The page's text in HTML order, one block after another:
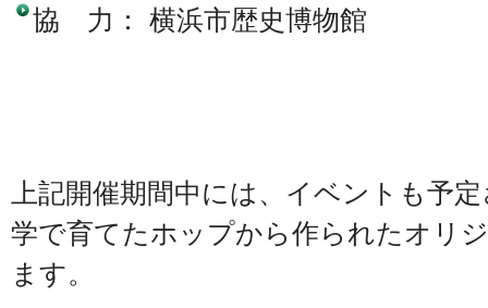
協 力： 横浜市歴史博物館
上記開催期間中には、イベントも予
学で育てたホップから作られたオリ
ます。